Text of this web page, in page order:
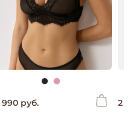
990 руб. 2